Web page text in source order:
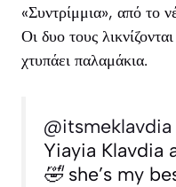
«Συντρίμμια», από το
Οι δυο τους
χτυπάει παλαμάκια.
@itsmeklavdia
Yiayia Klavdia
🤣 she’s my